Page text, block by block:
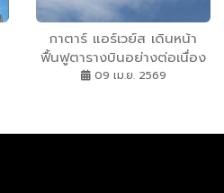
กาตาร์ แอร์เวย์ส เดินหน้า
ฟื้นฟูตารางบินอย่างต่อเนื่อง
09 เม.ย. 2569